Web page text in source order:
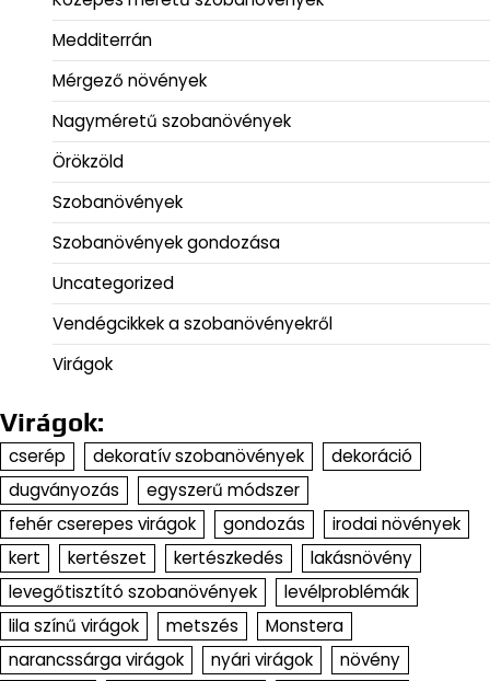
Medditerrán
Mérgező növények
Nagyméretű szobanövények
Örökzöld
Szobanövények
Szobanövények gondozása
Uncategorized
Vendégcikkek a szobanövényekről
Virágok
Virágok:
cserép dekoratív szobanövények
dekoráció
dugványozás
egyszerű módszer
fehér cserepes virágok
gondozás
irodai növények
kert
kertészet kertészkedés
lakásnövény
levegőtisztító szobanövények
levélproblémák
lila színű virágok
metszés
Monstera
narancssárga virágok
nyári virágok
növény